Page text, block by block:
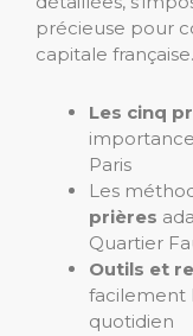
précieuse pour
capitale française.
Les cinq
Paris
Les
prières
Quartier
Outils et
facilement
quotidien